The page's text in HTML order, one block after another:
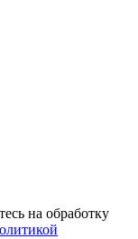
на обработку